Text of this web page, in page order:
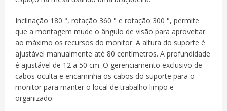
Inclinação 180 °, rotação 360 ° e rotação 300 °, permite
que a montagem mude o ângulo de visão para aproveitar
ao máximo os recursos do monitor. A altura do suporte é
ajustável manualmente até 80 centímetros. A profundidade
é ajustável de 12 a 50 cm. O gerenciamento exclusivo de
cabos oculta e encaminha os cabos do suporte para o
monitor para manter o local de trabalho limpo e
organizado.